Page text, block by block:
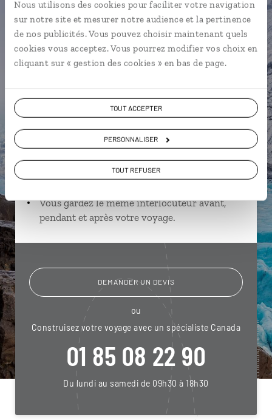
Nous utilisons des cookies pour faciliter votre navigation
sur notre site et mesurer notre audience et la pertinence
de nos publicités. Vous pouvez choisir maintenant quels
cookies vous acceptez. Vous pourrez modifier vos choix en
cliquant sur « gestion des cookies » en bas de page.
TOUT ACCEPTER
PERSONNALISER
TOUT REFUSER
Laurence,
spécialiste Canada
Lire son interview
spécialistes
Ils sauront organiser votre itinéraire au plus
près de vos envies et de la réalité du pays.
Échangez en face à face ou depuis nos studios
connectés en agence, mais aussi par email ou
téléphone.
Vous gardez le même interlocuteur avant,
pendant et après votre voyage.
DEMANDER UN DEVIS
ou
Construisez votre voyage avec un spécialiste Canada
01 85 08 22 90
Du lundi au samedi de 09h30 à 18h30